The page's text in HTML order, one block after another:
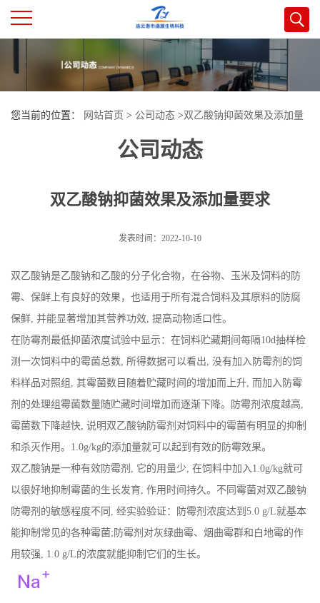
司
介
绍
公
司
动
态
产
展
厅
您当前的位置： 网站首页 > 公司动态 >双乙酸钠抑菌效果及添加量
公司动态
双乙酸钠抑菌效果及添加量要求
发表时间：2022-10-10
双乙酸钠是乙酸钠和乙酸的分子化合物，在谷物、玉米及饲料的防
霉、保鲜上有良好的效果，也适用于所有混合饲料及其原料的防腐
保鲜, 并能显著增加其营养功效, 提高动物适口性。
在防霉剂最低抑菌浓度试验中显示：在饲料贮藏期间每隔10d抽样检
测一次饲料中的霉菌总数, 所得数据可以看出, 没有加入防霉剂的饲
料样品对照组, 其霉菌数目随着贮藏时间的增加而上升, 而加入防霉
剂的处理组霉菌数量随贮藏时间增加而逐渐下降。防霉剂浓度越高,
霉菌数下降越快, 说明双乙酸钠防霉剂对饲料中的霉菌有明显的抑制
和杀灭作用。1.0g/kg的添加量就可以起到有效的防霉效果。
双乙酸钠是一种有效防霉剂, 它的用量少, 在饲料中加入1.0g/kg就可
以很好地抑制霉菌的生长发育, 作用时间持久。不同霉菌对双乙酸钠
防霉剂的敏感程度不同, 经实验验证：防霉剂浓度达到5.0 g/L就基本
能抑制常见的各种霉菌;防霉剂对灰绿曲霉、烟曲霉群和白地霉的作
用较强, 1.0 g/L的浓度就能抑制它们的生长。